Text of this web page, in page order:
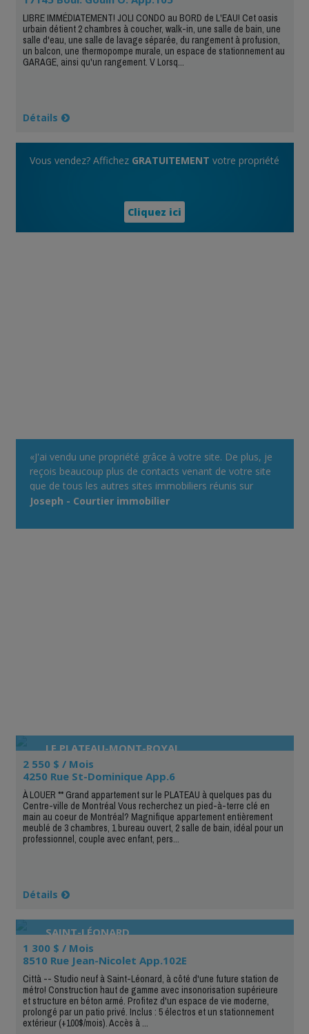
LIBRE IMMÉDIATEMENT! JOLI CONDO au BORD de L'EAU! Cet oasis
urbain détient 2 chambres à coucher, walk-in, une salle de bain, une
salle d'eau, une salle de lavage séparée, du rangement à profusion,
un balcon, une thermopompe murale, un espace de stationnement au
GARAGE, ainsi qu'un rangement. V Lorsq...
Détails
Vous vendez? Affichez GRATUITEMENT votre propriété
Cliquez ici
«J'ai vendu une propriété grâce à votre site. De plus, je
reçois beaucoup plus de contacts venant de votre site
que de tous les autres sites immobiliers réunis sur
lequel je m'annonce comme courtier. Votre système
Joseph - Courtier immobilier
LE PLATEAU-MONT-ROYAL
2 550 $ / Mois
4250 Rue St-Dominique App.6
À LOUER ** Grand appartement sur le PLATEAU à quelques pas du
Centre-ville de Montréal Vous recherchez un pied-à-terre clé en
main au coeur de Montréal? Magnifique appartement entièrement
meublé de 3 chambres, 1 bureau ouvert, 2 salle de bain, idéal pour un
professionnel, couple avec enfant, pers...
Détails
SAINT-LÉONARD
1 300 $ / Mois
8510 Rue Jean-Nicolet App.102E
Città -- Studio neuf à Saint-Léonard, à côté d'une future station de
métro! Construction haut de gamme avec insonorisation supérieure
et structure en béton armé. Profitez d'un espace de vie moderne,
prolongé par un patio privé. Inclus : 5 électros et un stationnement
extérieur (+100$/mois). Accès à ...